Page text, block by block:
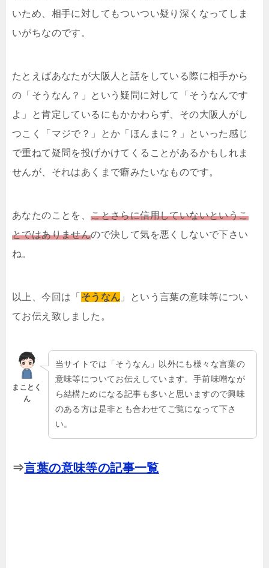
いため、相手に対してもついつい疑り深くなってしま
いがちなのです。
たとえばあなたが大阪人と話をしている際に相手から
の「そうなん？」という疑問に対して「そうなんです
よ」と肯定しているにもかかわらず、その大阪人がし
つこく「マジで？」とか「ほんまに？」といった感じ
で重ねて疑問を投げかけてくることがあるかもしれま
せんが、それはあくまで癖みたいなものです。
あなたのことを、ことさらに信用していないというこ
とではありませんので決して気を悪くしないで下さい
ね。
以上、今回は「 そうなん 」という言葉の意味等につい
てお伝え致しました。
まことく
ん
当サイトでは「そうなん」以外にも様々な言葉の
意味等についてお伝えしています。手前味噌なが
ら結構ためになる記事も多いと思いますので興味
のある方は是非とも合わせてご覧になって下さ
い。
⇒言葉の意味等の記事一覧